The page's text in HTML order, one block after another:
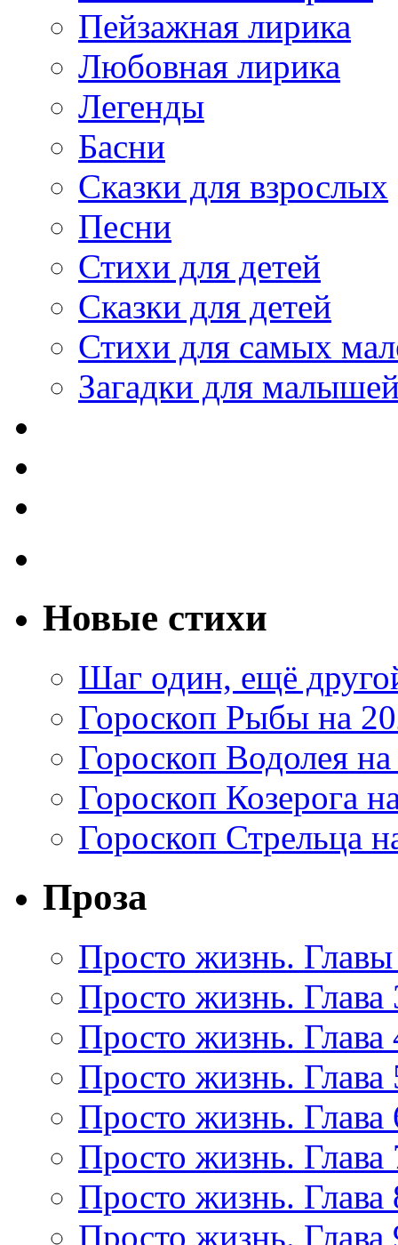
Пейзажная лирика
Любовная лирика
Легенды
Басни
Сказки для взрослых
Песни
Стихи для детей
Сказки для детей
Стихи для самых
Загадки для
Новые стихи
Шаг один, ещё
Гороскоп Рыбы на
Гороскоп Водолея
Гороскоп Козерога
Гороскоп Стрельца
Проза
Просто жизнь.
Просто жизнь. Глава
Просто жизнь. Глава
Просто жизнь. Глава
Просто жизнь. Глава
Просто жизнь. Глава
Просто жизнь. Глава
Просто жизнь. Глава